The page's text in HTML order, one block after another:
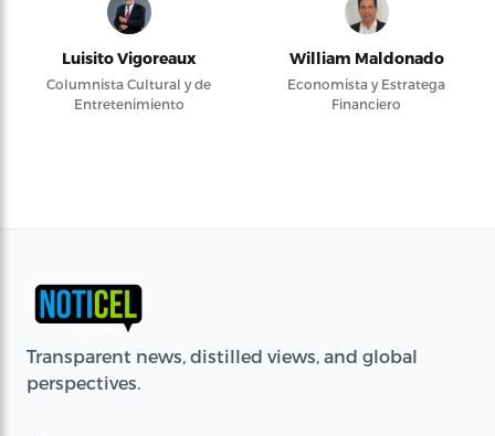
Luisito Vigoreaux
Columnista Cultural y de
Entretenimiento
William Maldonado
Economista y Estratega
Financiero
Transparent news, distilled views, and global
perspectives.